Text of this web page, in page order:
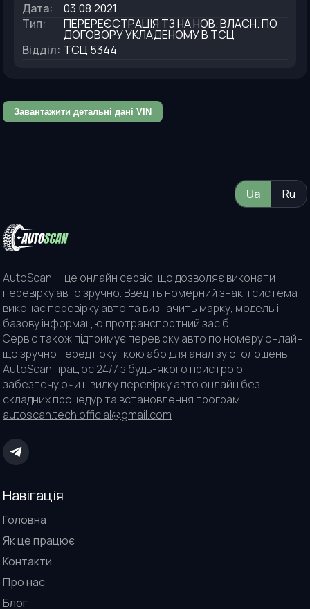
Дата:
03.08.2021
Тип: ПЕРЕРЕЄСТРАЦІЯ ТЗ НА НОВ. ВЛАСН. ПО
ДОГОВОРУ УКЛАДЕНОМУ В ТСЦ
Відділ: ТСЦ 5344
Завантажити детальні дані VIN
Ua Ru
AutoScan — це онлайн сервіс, що дозволяє виконати
перевірку авто зручно. Введіть номерний знак, і система
виконає перевірку авто та визначить марку, модель і
базову інформацію протранспортний засіб.
Сервіс також підтримує перевірку авто по номеру онлайн,
що зручно перед покупкою або для аналізу оголошень.
AutoScan працює 24/7 з будь-якого пристрою,
забезпечуючи швидку перевірку авто онлайн без
складних процедур та встановлення програм.
autoscan.tech.official@gmail.com
Навігація
Головна
Як це працює
Контакти
Про нас
Блог